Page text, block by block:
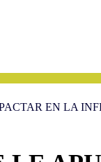
EN LA